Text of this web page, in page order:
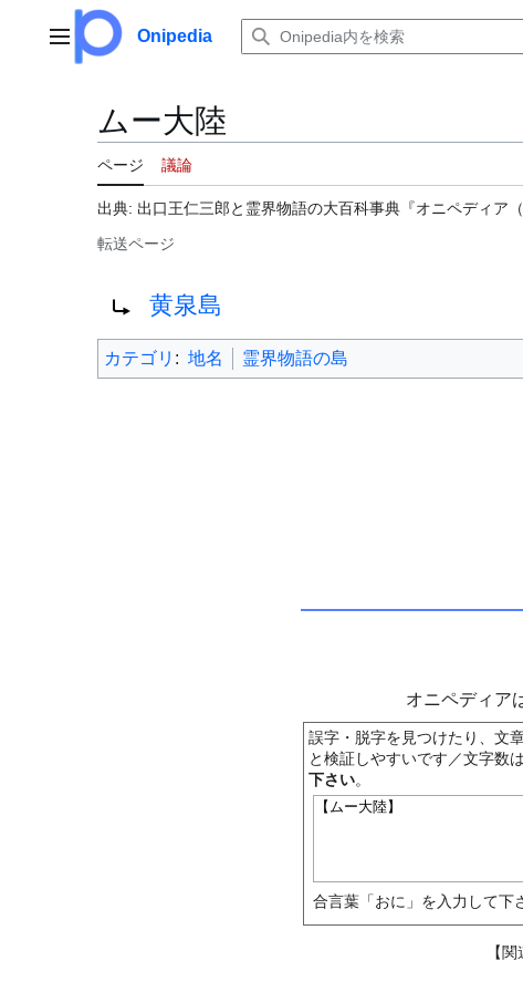
メインメニューOnipedia
ムー大陸
ページ 議論
出典: 出口王仁三郎と霊界物語の大百科事典『オニペディア（
転送ページ
黄泉島
カテゴリ : 地名 霊界物語の島
オニペディア
誤字・脱字を見つけたり、文
と検証しやすいです／文字数
下さい。
合言葉「おに」を入力して下
【